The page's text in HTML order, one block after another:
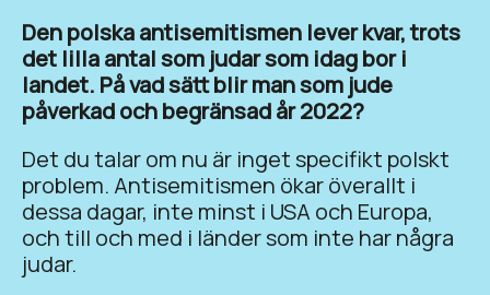
Den polska antisemitismen lever kvar, trots
det lilla antal som judar som idag bor i
landet. På vad sätt blir man som jude
påverkad och begränsad år 2022?
Det du talar om nu är inget specifikt polskt
problem. Antisemitismen ökar överallt i
dessa dagar, inte minst i USA och Europa,
och till och med i länder som inte har några
judar.